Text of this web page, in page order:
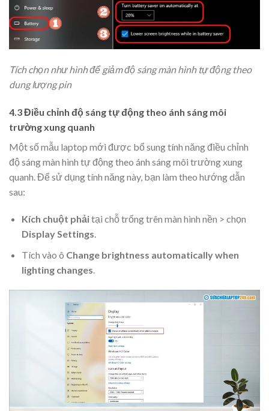
Tích chọn như hình để giảm độ sáng màn hình tự động theo
dung lượng pin
4.3 Điều chỉnh độ sáng tự động theo ánh sáng môi
trường xung quanh
Một số mẫu laptop mới được bổ sung tính năng điều chỉnh
độ sáng màn hình tự động theo ánh sáng môi trường xung
quanh. Để sử dụng tính năng này, bạn làm theo hướng dẫn
sau:
Kích chuột phảitại chỗ trống trên màn hình nền > chọn
Display Settings.
Tích vào ô Change brightness automatically when
lighting changes.